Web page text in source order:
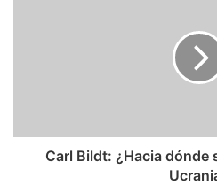
en
Ucrania?Carl Bildt: ¿Hacia dónde